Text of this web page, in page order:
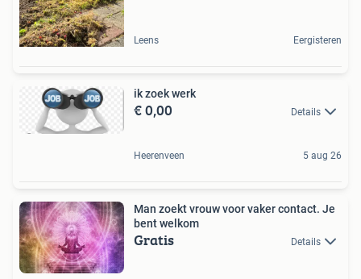
Leens Eergisteren
ik zoek werk
€ 0,00 Details
Heerenveen 5 aug 26
Man zoekt vrouw voor vaker contact. Je
bent welkom
Gratis Details